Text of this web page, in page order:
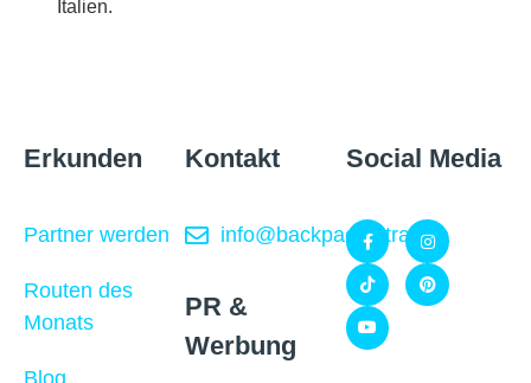
Erkunden
Partner werden
Routen des
Monats
Kontakt
info@backpackertrail.de
PR &
Werbung
Social Media